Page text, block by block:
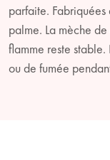
parfaite.
palme. La mèche
flamme reste
ou de fumée